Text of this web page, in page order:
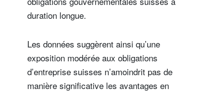
duration longue.
Les données suggèrent ainsi qu’une
exposition modérée aux obligations
d’entreprise suisses n’amoindrit pas de
manière significative les avantages en